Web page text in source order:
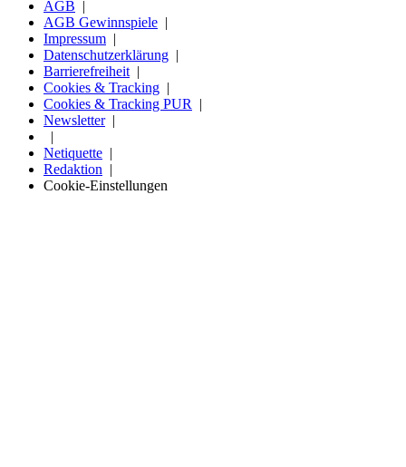
AGB
AGB Gewinnspiele
Impressum
Datenschutzerklärung
Barrierefreiheit
Cookies & Tracking
Cookies & Tracking PUR
Newsletter
Netiquette
Redaktion
Cookie-Einstellungen